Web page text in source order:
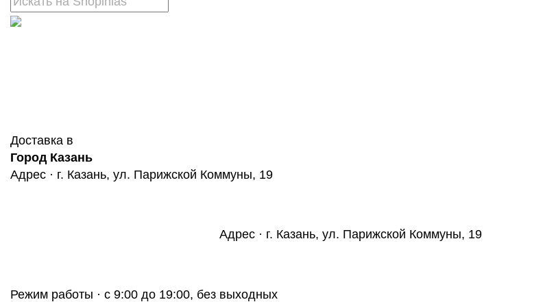
Доставка в
Город Казань
Адрес · г. Казань, ул. Парижской Коммуны, 19
Адрес · г. Казань, ул. Парижской Коммуны, 19
Режим работы · с 9:00 до 19:00, без выходных